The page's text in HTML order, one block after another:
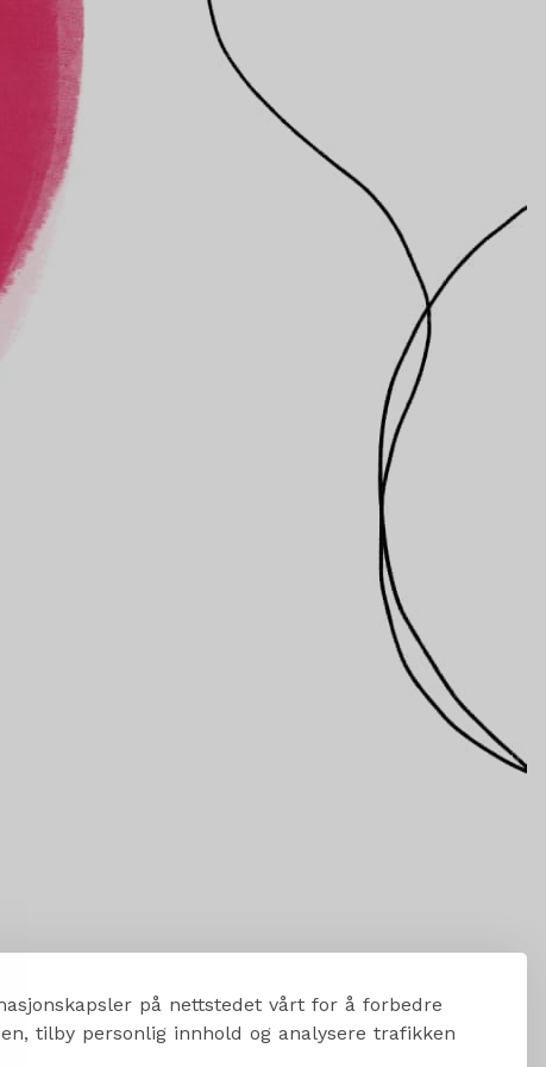
på nettstedet vårt for å forbedre
tilby personlig innhold og analysere trafikken